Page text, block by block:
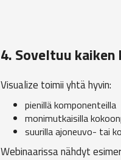
4. Soveltuu
Visualize toimii yhtä hyvin:
pienillä komponenteilla
monimutkaisilla
suurilla ajoneuvo- tai
Webinaarissa nähdyt